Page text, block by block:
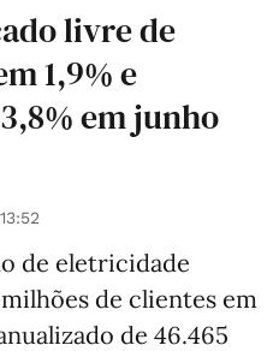
livre de
1,9% e
em junho
de eletricidade
de clientes em
de 46.465